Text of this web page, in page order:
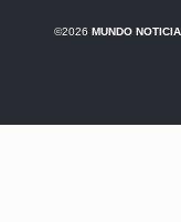
©2026 MUNDO